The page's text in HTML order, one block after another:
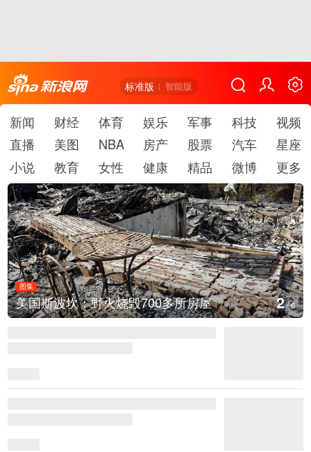
标准版 智能版
新闻 财经 体育 娱乐 军事 科技
视频
直播
美图 NBA 房产 股票 汽车
星座
小说
教育 女性 健康 精品 微博 更多
图集
叙利亚：大马士革发生爆炸 3/6